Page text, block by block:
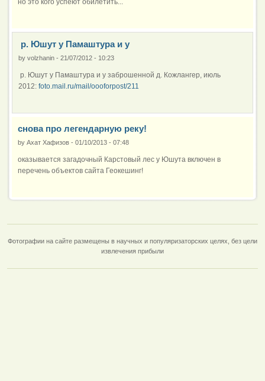
р. Юшут у Памаштура и у
by volzhanin - 21/07/2012 - 10:23
р. Юшут у Памаштура и у заброшенной д. Кожлангер, июль
2012: foto.mail.ru/mail/oooforpost/211
снова про легендарную реку!
by Ахат Хафизов - 01/10/2013 - 07:48
оказывается загадочный Карстовый лес у Юшута включен в
перечень объектов сайта Геокешинг!
Фотографии на сайте размещены в научных и популяризаторских целях, без цели
извлечения прибыли